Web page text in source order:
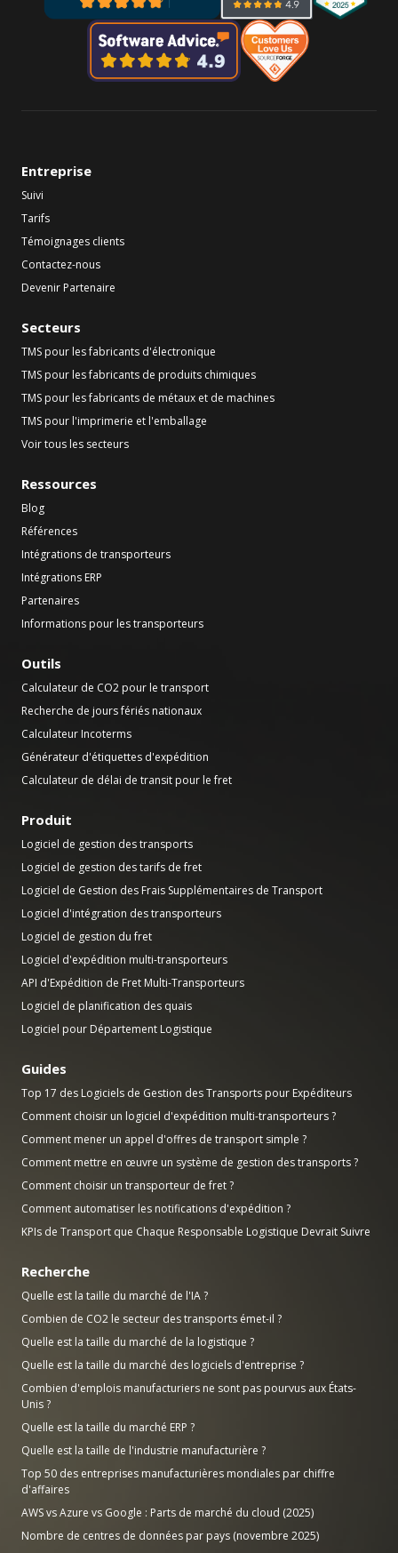
Entreprise
Suivi
Tarifs
Témoignages clients
Contactez-nous
Devenir Partenaire
Secteurs
TMS pour les fabricants d'électronique
TMS pour les fabricants de produits chimiques
TMS pour les fabricants de métaux et de machines
TMS pour l'imprimerie et l'emballage
Voir tous les secteurs
Ressources
Blog
Références
Intégrations de transporteurs
Intégrations ERP
Partenaires
Informations pour les transporteurs
Outils
Calculateur de CO2 pour le transport
Recherche de jours fériés nationaux
Calculateur Incoterms
Générateur d'étiquettes d'expédition
Calculateur de délai de transit pour le fret
Produit
Logiciel de gestion des transports
Logiciel de gestion des tarifs de fret
Logiciel de Gestion des Frais Supplémentaires de Transport
Logiciel d'intégration des transporteurs
Logiciel de gestion du fret
Logiciel d'expédition multi-transporteurs
API d'Expédition de Fret Multi-Transporteurs
Logiciel de planification des quais
Logiciel pour Département Logistique
Guides
Top 17 des Logiciels de Gestion des Transports pour Expéditeurs
Comment choisir un logiciel d'expédition multi-transporteurs ?
Comment mener un appel d'offres de transport simple ?
Comment mettre en œuvre un système de gestion des transports ?
Comment choisir un transporteur de fret ?
Comment automatiser les notifications d'expédition ?
KPIs de Transport que Chaque Responsable Logistique Devrait Suivre
Recherche
Quelle est la taille du marché de l'IA ?
Combien de CO2 le secteur des transports émet-il ?
Quelle est la taille du marché de la logistique ?
Quelle est la taille du marché des logiciels d'entreprise ?
Combien d'emplois manufacturiers ne sont pas pourvus aux États-
Unis ?
Quelle est la taille du marché ERP ?
Quelle est la taille de l'industrie manufacturière ?
Top 50 des entreprises manufacturières mondiales par chiffre
d'affaires
AWS vs Azure vs Google : Parts de marché du cloud (2025)
Nombre de centres de données par pays (novembre 2025)